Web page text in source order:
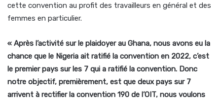
cette convention au profit des travailleurs en général et des
femmes en particulier.
« Après l’activité sur le plaidoyer au Ghana, nous avons eu la
chance que le Nigeria ait ratifié la convention en 2022, c’est
le premier pays sur les 7 qui a ratifié la convention. Donc
notre objectif, premièrement, est que deux pays sur 7
arrivent à rectifier la convention 190 de l’OIT, nous voulons